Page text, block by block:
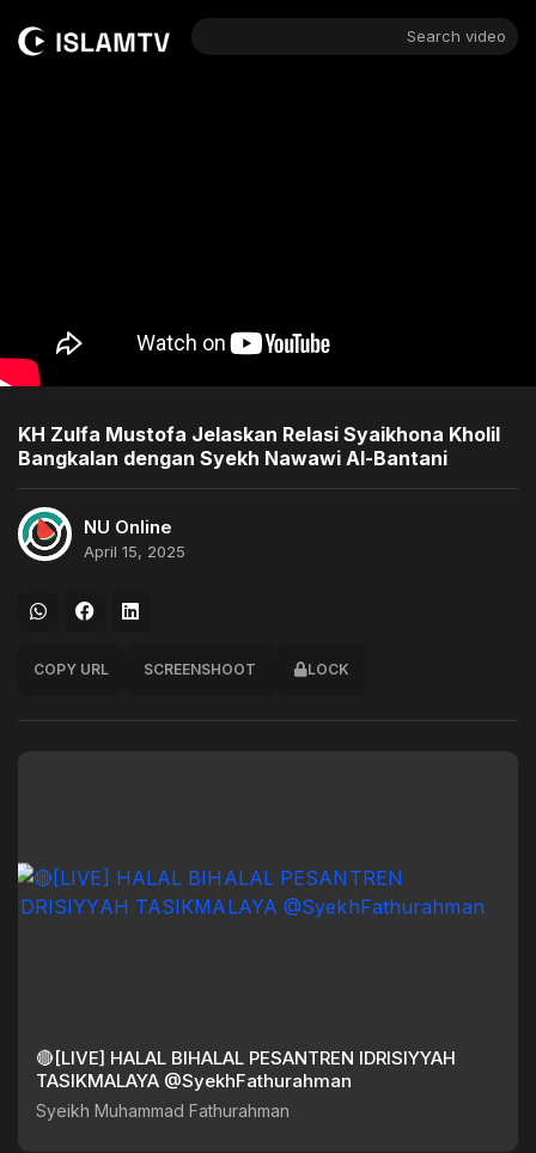
Search video
KH Zulfa Mustofa Jelaskan Relasi Syaikhona Kholil
Bangkalan dengan Syekh Nawawi Al-Bantani
NU Online
April 15, 2025
COPY URL SCREENSHOOT LOCK
🔴[LIVE] HALAL BIHALAL PESANTREN IDRISIYYAH
TASIKMALAYA @SyekhFathurahman
Syeikh Muhammad Fathurahman